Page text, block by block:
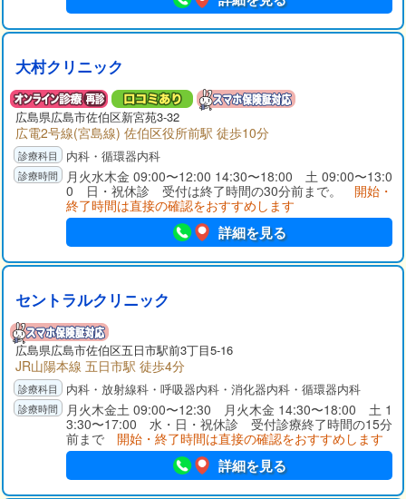
大村クリニック
広島県広島市佐伯区新宮苑3-32
広電2号線(宮島線) 佐伯区役所前駅 徒歩10分
内科・循環器内科
月火水木金 09:00〜12:00 14:30〜18:00 土 09:00〜13:0
0 日・祝休診 受付は終了時間の30分前まで。 開始・
終了時間は直接の確認をおすすめします
詳細を見る
セントラルクリニック
広島県広島市佐伯区五日市駅前3丁目5-16
JR山陽本線 五日市駅 徒歩4分
内科・放射線科・呼吸器内科・消化器内科・循環器内科
月火木金土 09:00〜12:30 月火木金 14:30〜18:00 土 1
3:30〜17:00 水・日・祝休診 受付診療終了時間の15分
前まで 開始・終了時間は直接の確認をおすすめします
詳細を見る